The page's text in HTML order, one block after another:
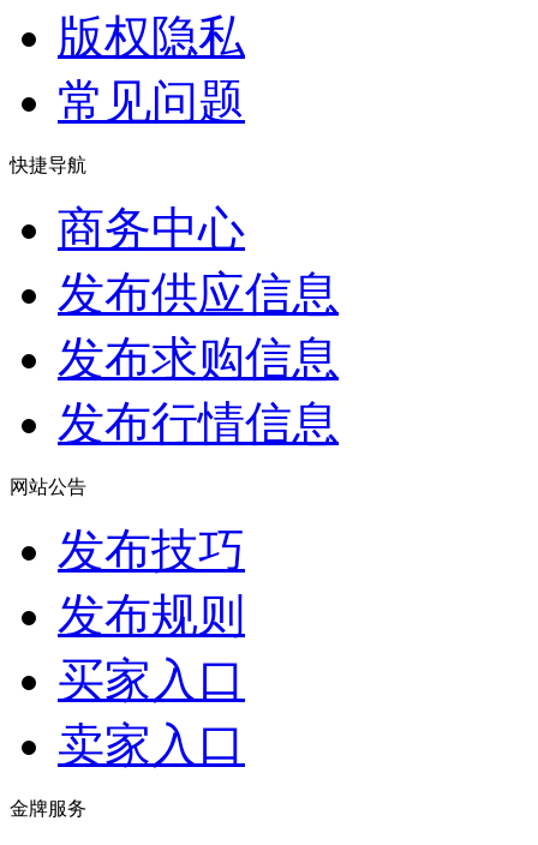
版权隐私
常见问题
快捷导航
商务中心
发布供应信息
发布求购信息
发布行情信息
网站公告
发布技巧
发布规则
买家入口
卖家入口
金牌服务